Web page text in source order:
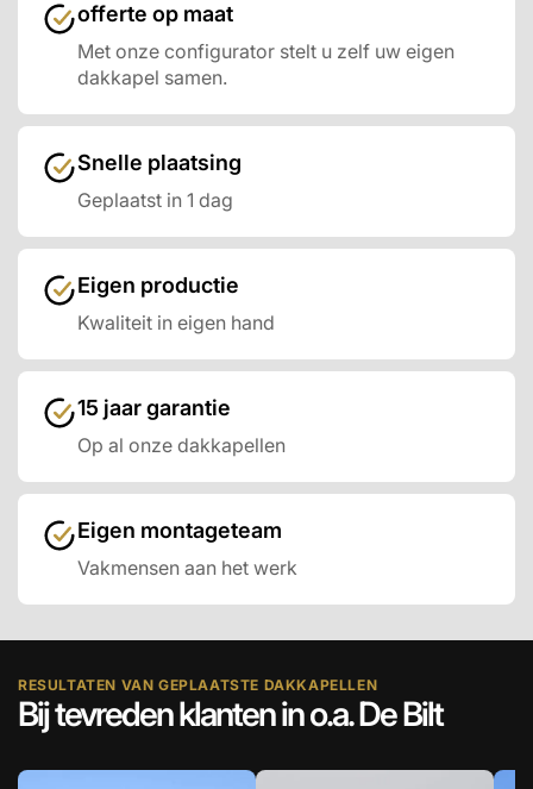
offerte op maat
Met onze configurator stelt u zelf uw eigen
dakkapel samen.
Snelle plaatsing
Geplaatst in 1 dag
Eigen productie
Kwaliteit in eigen hand
15 jaar garantie
Op al onze dakkapellen
Eigen montageteam
Vakmensen aan het werk
RESULTATEN VAN GEPLAATSTE DAKKAPELLEN
Bij tevreden klanten in o.a. De Bilt